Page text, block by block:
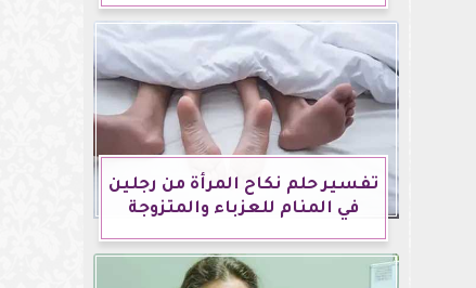
تفسير حلم نكاح المرأة من رجلين
في المنام للعزباء والمتزوجة